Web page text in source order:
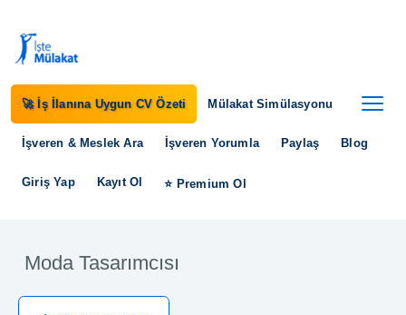
🚀 İş İlanına Uygun CV Özeti Mülakat Simülasyonu
İşveren & Meslek Ara İşveren Yorumla Paylaş Blog
Giriş Yap Kayıt Ol ⭐ Premium Ol
Moda Tasarımcısı